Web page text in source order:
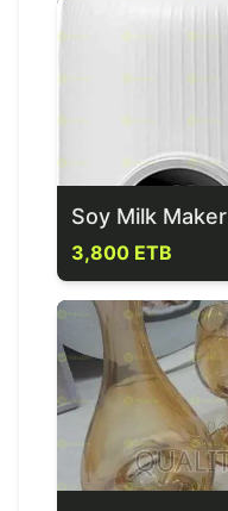
Soy Milk Maker
3,800 ETB